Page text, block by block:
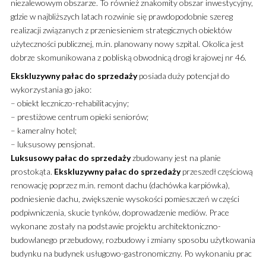
niezalewowym obszarze. To również znakomity obszar inwestycyjny,
gdzie w najbliższych latach rozwinie się prawdopodobnie szereg
realizacji związanych z przeniesieniem strategicznych obiektów
użyteczności publicznej, m.in. planowany nowy szpital. Okolica jest
dobrze skomunikowana z pobliską obwodnicą drogi krajowej nr 46.
Ekskluzywny pałac do sprzedażyposiada duży potencjał do
wykorzystania go jako:
– obiekt leczniczo-rehabilitacyjny;
– prestiżowe centrum opieki seniorów;
– kameralny hotel;
– luksusowy pensjonat.
Luksusowy pałac do sprzedażyzbudowany jest na planie
prostokąta. Ekskluzywny pałac do sprzedażyprzeszedł częściową
renowację poprzez m.in. remont dachu (dachówka karpiówka),
podniesienie dachu, zwiększenie wysokości pomieszczeń w części
podpiwniczenia, skucie tynków, doprowadzenie mediów. Prace
wykonane zostały na podstawie projektu architektoniczno-
budowlanego przebudowy, rozbudowy i zmiany sposobu użytkowania
budynku na budynek usługowo-gastronomiczny. Po wykonaniu prac